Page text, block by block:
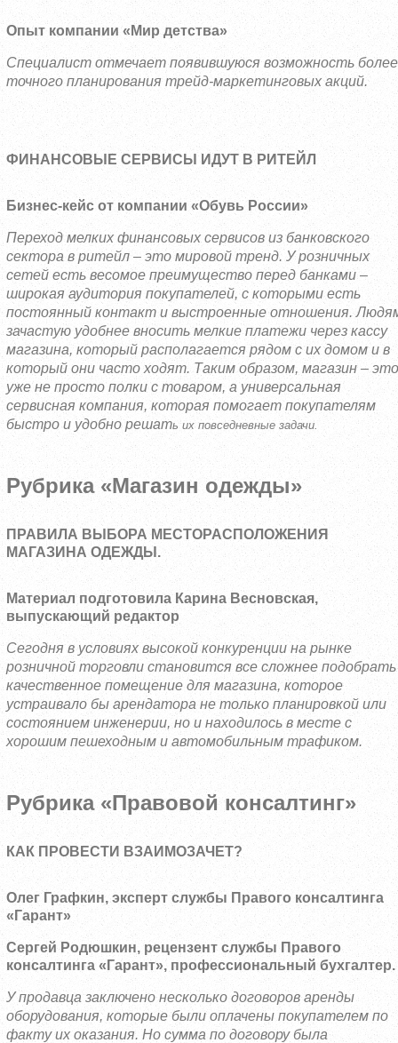
Опыт компании «Мир детства»
Специалист отмечает появившуюся возможность более
точного планирования трейд-маркетинговых акций.
ФИНАНСОВЫЕ СЕРВИСЫ ИДУТ В РИТЕЙЛ
Бизнес-кейс от компании «Обувь России»
Переход мелких финансовых сервисов из банковского
сектора в ритейл – это мировой тренд. У розничных
сетей есть весомое преимущество перед банками –
широкая аудитория покупателей, с которыми есть
постоянный контакт и выстроенные отношения.
зачастую удобнее вносить мелкие платежи через кассу
магазина, который располагается рядом с их домом и в
который они часто ходят. Таким образом, магазин – это
уже не просто полки с товаром, а универсальная
сервисная компания, которая помогает покупателям
быстро и удобно решать их повседневные задачи.
Рубрика «Магазин одежды»
ПРАВИЛА ВЫБОРА МЕСТОРАСПОЛОЖЕНИЯ
МАГАЗИНА ОДЕЖДЫ.
Материал подготовила Карина Весновская,
выпускающий редактор
Сегодня в условиях высокой конкуренции на рынке
розничной торговли становится все сложнее подобрать
качественное помещение для магазина, которое
устраивало бы арендатора не только планировкой или
состоянием инженерии, но и находилось в месте с
хорошим пешеходным и автомобильным трафиком.
Рубрика «Правовой консалтинг»
КАК ПРОВЕСТИ ВЗАИМОЗАЧЕТ?
Олег Графкин, эксперт службы Правого консалтинга
«Гарант»
Сергей Родюшкин, рецензент службы Правого
консалтинга «Гарант», профессиональный бухгалтер.
У продавца заключено несколько договоров аренды
оборудования, которые были оплачены покупателем по
факту их оказания. Но сумма по договору была